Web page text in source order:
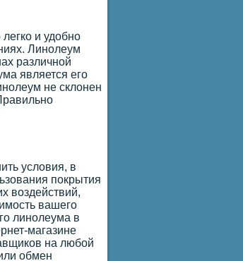
и удобно
Линолеум
различной
является его
не склонен
условия, в
покрытия
воздействий,
вашего
линолеума в
магазине
на любой
обмен